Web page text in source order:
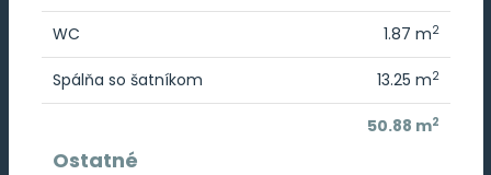
WC 1.87 m2
Spálňa so šatníkom 13.25 m2
50.88 m2
Ostatné